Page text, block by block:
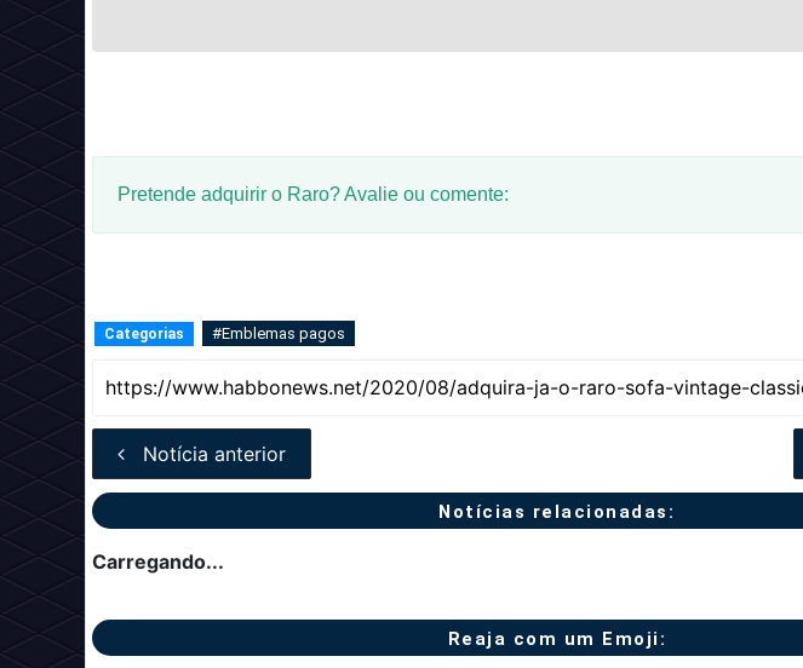
Pretende adquirir o Raro? Avalie ou comente:
Categorias #Emblemas pagos
Notícia anterior
Notícias relacionadas:
Carregando...
Reaja com um Emoji: